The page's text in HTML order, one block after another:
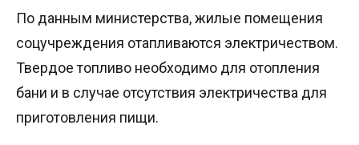
По данным министерства, жилые помещения
соцучреждения отапливаются электричеством.
Твердое топливо необходимо для отопления
бани и в случае отсутствия электричества для
приготовления пищи.